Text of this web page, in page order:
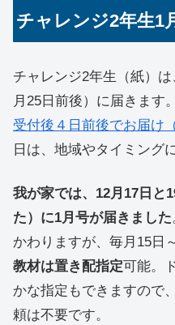
チャレンジ2年生1
チャレンジ2年生（紙）は
月25日前後）に届きます。
受付後４日前後でお届け
日は、地域やタイミング
我が家では、12月17日と
た）に1月号が届きました
かわりますが、毎月15日
教材は置き配指定可能。
かな指定もできますので
頼は不要です。